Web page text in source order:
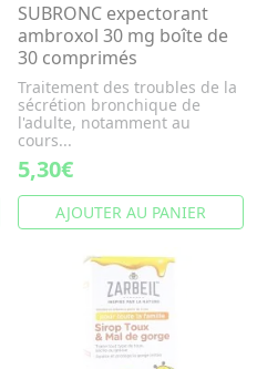
SUBRONC expectorant
ambroxol 30 mg boîte de
30 comprimés
Traitement des troubles de la
sécrétion bronchique de
l'adulte, notamment au
cours...
5,30€
AJOUTER AU PANIER